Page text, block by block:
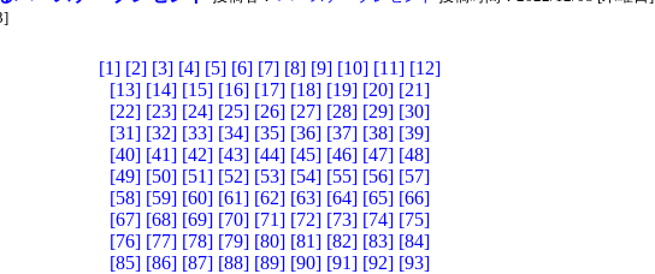
[1] [2] [3] [4] [5] [6] [7] [8] [9] [10] [11] [12]
[13] [14] [15] [16] [17] [18] [19] [20] [21]
[22] [23] [24] [25] [26] [27] [28] [29] [30]
[31] [32] [33] [34] [35] [36] [37] [38] [39]
[40] [41] [42] [43] [44] [45] [46] [47] [48]
[49] [50] [51] [52] [53] [54] [55] [56] [57]
[58] [59] [60] [61] [62] [63] [64] [65] [66]
[67] [68] [69] [70] [71] [72] [73] [74] [75]
[76] [77] [78] [79] [80] [81] [82] [83] [84]
[85] [86] [87] [88] [89] [90] [91] [92] [93]